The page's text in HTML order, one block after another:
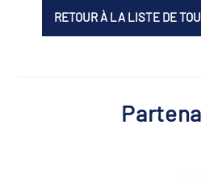
RETOUR À LA LISTE DE